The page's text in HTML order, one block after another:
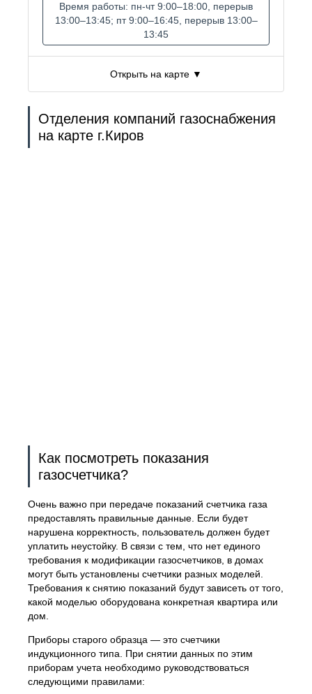
Открыть на карте ▼
Время работы: пн-чт 9:00–18:00, перерыв
13:00–13:45; пт 9:00–16:45, перерыв 13:00–
13:45
Отделения компаний газоснабжения
на карте г.Киров
Как посмотреть показания
газосчетчика?
Очень важно при передаче показаний счетчика газа
предоставлять правильные данные. Если будет
нарушена корректность, пользователь должен будет
уплатить неустойку. В связи с тем, что нет единого
требования к модификации газосчетчиков, в домах
могут быть установлены счетчики разных моделей.
Требования к снятию показаний будут зависеть от того,
какой моделью оборудована конкретная квартира или
дом.
Приборы старого образца — это счетчики
индукционного типа. При снятии данных по этим
приборам учета необходимо руководствоваться
следующими правилами: